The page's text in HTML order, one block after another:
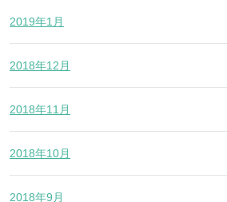
2019年1月
2018年12月
2018年11月
2018年10月
2018年9月